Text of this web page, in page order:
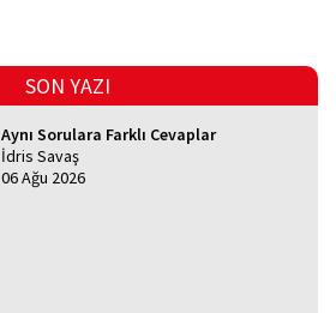
SON YAZI
Aynı Sorulara Farklı Cevaplar
İdris Savaş
06 Ağu 2026